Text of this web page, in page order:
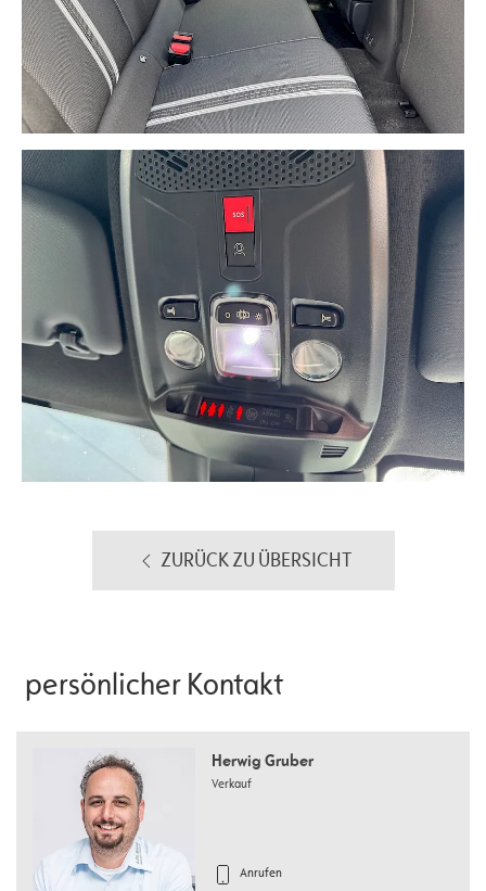
ZURÜCK ZU ÜBERSICHT
persönlicher Kontakt
Herwig Gruber
Verkauf
Anrufen